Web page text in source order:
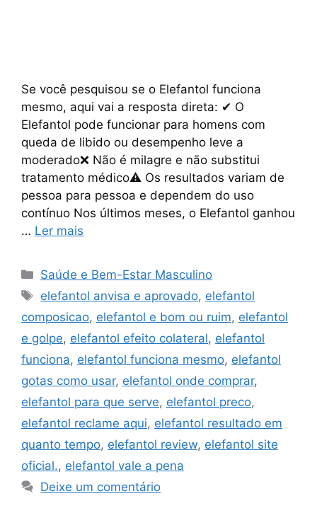
Se você pesquisou se o Elefantol funciona
mesmo, aqui vai a resposta direta: ✔ O
Elefantol pode funcionar para homens com
queda de libido ou desempenho leve a
moderado❌ Não é milagre e não substitui
tratamento médico⚠️ Os resultados variam de
pessoa para pessoa e dependem do uso
contínuo Nos últimos meses, o Elefantol ganhou
… Ler mais
Categorias
Saúde e Bem-Estar Masculino
Tags
elefantol anvisa e aprovado, elefantol
composicao, elefantol e bom ou ruim, elefantol
e golpe, elefantol efeito colateral, elefantol
funciona, elefantol funciona mesmo, elefantol
gotas como usar, elefantol onde comprar,
elefantol para que serve, elefantol preco,
elefantol reclame aqui, elefantol resultado em
quanto tempo, elefantol review, elefantol site
oficial., elefantol vale a pena
Deixe um comentário